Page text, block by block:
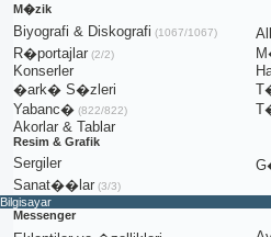
M�zik
Biyografi & Diskografi (1067/1067)
R�portajlar(2/2)
Konserler
�ark� S�zleri
Yabanc�(822/822)
Akorlar & Tablar
Resim & Grafik
Sergiler
Sanat��lar(3/3)
Bilgisayar
Messenger